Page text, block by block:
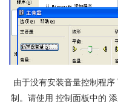
由于没有安装音量控制程
制。请使用 控制面板中的